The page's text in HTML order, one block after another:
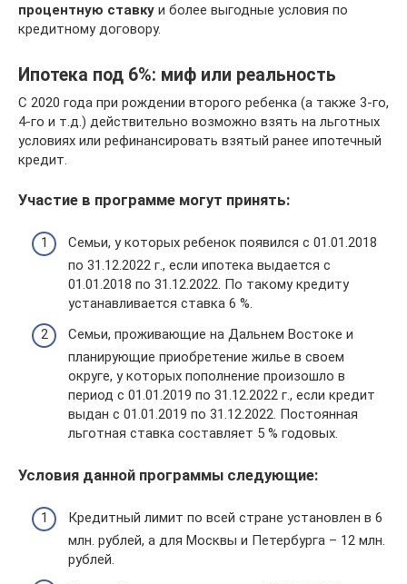
процентную ставку и более выгодные условия по
кредитному договору.
Ипотека под 6%: миф или реальность
С 2020 года при рождении второго ребенка (а также 3-го,
4-го и т.д.) действительно возможно взять на льготных
условиях или рефинансировать взятый ранее ипотечный
кредит.
Участие в программе могут принять:
Семьи, у которых ребенок появился с 01.01.2018
по 31.12.2022 г., если ипотека выдается с
01.01.2018 по 31.12.2022. По такому кредиту
устанавливается ставка 6 %.
Семьи, проживающие на Дальнем Востоке и
планирующие приобретение жилье в своем
округе, у которых пополнение произошло в
период с 01.01.2019 по 31.12.2022 г., если кредит
выдан с 01.01.2019 по 31.12.2022. Постоянная
льготная ставка составляет 5 % годовых.
Условия данной программы следующие:
Кредитный лимит по всей стране установлен в 6
млн. рублей, а для Москвы и Петербурга – 12 млн.
рублей.